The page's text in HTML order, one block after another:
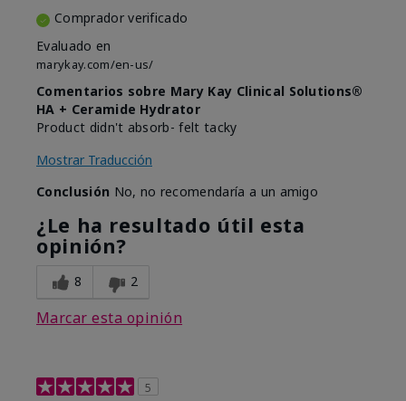
Comprador verificado
Evaluado en
marykay.com/en-us/
Comentarios sobre Mary Kay Clinical Solutions®
HA + Ceramide Hydrator
Product didn't absorb- felt tacky
Mostrar Traducción
Conclusión No, no recomendaría a un amigo
¿Le ha resultado útil esta
opinión?
8 2
Marcar esta opinión
5